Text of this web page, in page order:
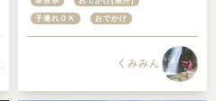
＠奈良県山添村
子連れＯＫ おでかけ
くみみん